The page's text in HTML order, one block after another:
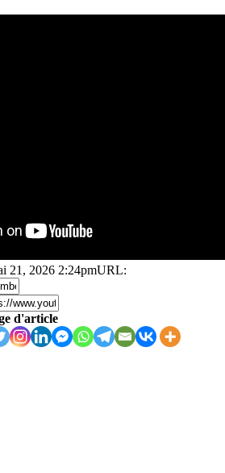
21, 2026 2:24pmURL:
d'article